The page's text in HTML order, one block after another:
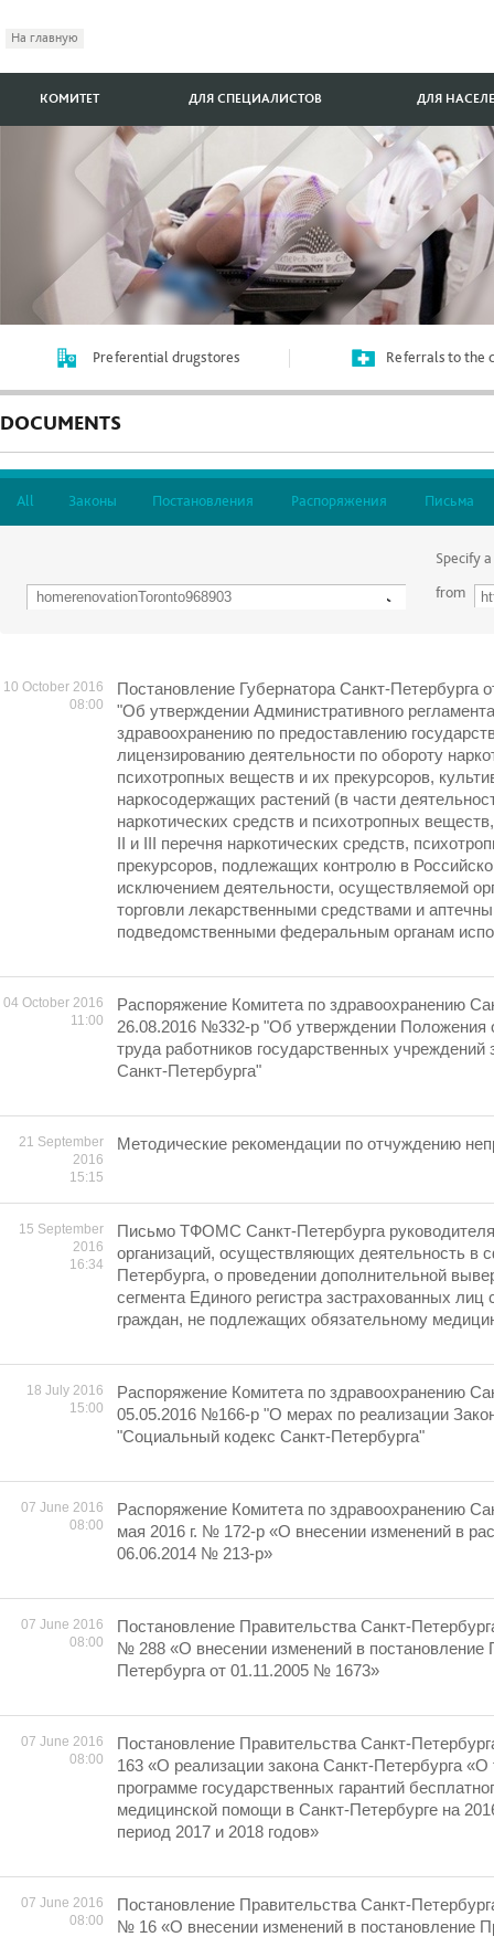
На главную
КОМИТЕТ ДЛЯ СПЕЦИАЛИСТОВ ДЛЯ
Preferential drugstores Referrals to the
DOCUMENTS
All Законы Постановления Распоряжения Письма
Specify
from
10 October 2016
08:00
Постановление Губернатора Санкт-Петербурга
"Об утверждении Административного
здравоохранению по предоставлению
лицензированию деятельности по обороту
психотропных веществ и их прекурсоров,
наркосодержащих растений (в части
наркотических средств и психотропных
II и III перечня наркотических средств,
прекурсоров, подлежащих контролю в
исключением деятельности, осуществляемой
торговли лекарственными средствами и
подведомственными федеральным органам
04 October 2016
11:00
Распоряжение Комитета по здравоохранению
26.08.2016 №332-р "Об утверждении Положения
труда работников государственных учреждений
Санкт-Петербурга"
21 September
2016
15:15
Методические рекомендации по отчуждению
15 September
2016
16:34
Письмо ТФОМС Санкт-Петербурга
организаций, осуществляющих деятельность
Петербурга, о проведении дополнительной
сегмента Единого регистра застрахованных
граждан, не подлежащих обязательному
18 July 2016
15:00
Распоряжение Комитета по здравоохранению
05.05.2016 №166-р "О мерах по реализации
"Социальный кодекс Санкт-Петербурга"
07 June 2016
08:00
Распоряжение Комитета по здравоохранению
мая 2016 г. № 172-р «О внесении изменений в
06.06.2014 № 213-р»
07 June 2016
08:00
Постановление Правительства Санкт-
№ 288 «О внесении изменений в постановление
Петербурга от 01.11.2005 № 1673»
07 June 2016
08:00
Постановление Правительства Санкт-
163 «О реализации закона Санкт-Петербурга «О
программе государственных гарантий
медицинской помощи в Санкт-Петербурге на
период 2017 и 2018 годов»
07 June 2016
08:00
Постановление Правительства Санкт-
№ 16 «О внесении изменений в постановление